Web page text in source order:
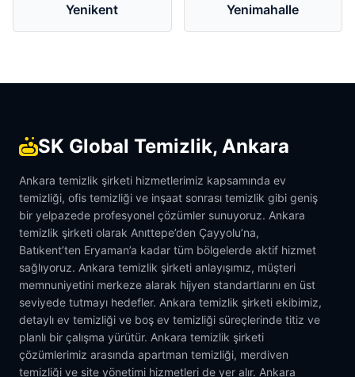
Yenikent Yenimahalle
SK Global Temizlik, Ankara
Ankara temizlik şirketi hizmetlerimiz kapsamında ev
temizliği, ofis temizliği ve inşaat sonrası temizlik gibi geniş
bir yelpazede profesyonel çözümler sunuyoruz. Ankara
temizlik şirketi olarak Anıttepe’den Çayyolu’na,
Batıkent’ten Eryaman’a kadar tüm bölgelerde aktif hizmet
sağlıyoruz. Ankara temizlik şirketi anlayışımız, müşteri
memnuniyetini merkeze alarak hijyen standartlarını en üst
seviyede tutmayı hedefler. Ankara temizlik şirketi ekibimiz,
detaylı ev temizliği ve boş ev temizliği süreçlerinde titiz ve
planlı bir çalışma yürütür. Ankara temizlik şirketi
çözümlerimiz arasında apartman temizliği, merdiven
temizliği ve site yönetimi hizmetleri de yer alır. Ankara